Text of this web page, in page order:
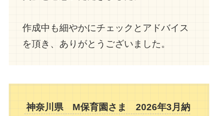
作成中も細やかにチェックとアドバイス
を頂き、ありがとうございました。
神奈川県 M保育園さま 2026年3月納